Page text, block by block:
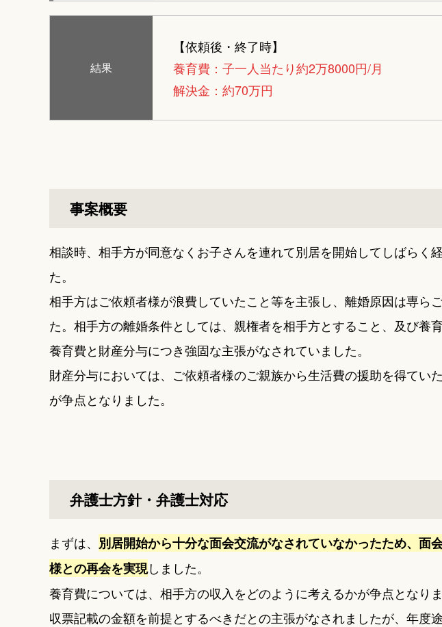
結果
【依頼後・終了時】
養育費：子一人当たり約2万8000円/月
解決金：約70万円
事案概要
相談時、相手方が同意なくお子さんを連れて別居を開始してしばらく
た。
相手方はご依頼者様が浪費していたこと等を主張し、離婚原因は専ら
た。相手方の離婚条件としては、親権者を相手方とすること、及び養
養育費と財産分与につき強固な主張がなされていました。
財産分与においては、ご依頼者様のご親族から生活費の援助を得てい
が争点となりました。
弁護士方針・弁護士対応
まずは、 別居開始から十分な面会交流がなされていなかったため、面
様との再会を実現しました。
養育費については、相手方の収入をどのように考えるかが争点となり
収票記載の金額を前提とするべきだとの主張がなされましたが、年度